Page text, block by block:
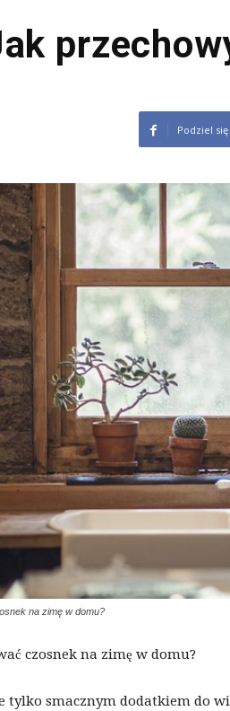
Podziel
na zimę w domu?
czosnek na zimę w domu?
tylko smacznym dodatkiem do